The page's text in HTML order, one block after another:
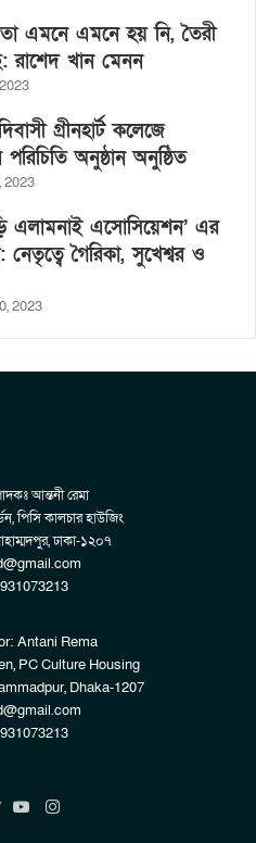
এমনে এমনে হয় নি, তৈরী
রাশেদ খান মেনন
গ্রীনহার্ট কলেজে
পরিচিতি অনুষ্ঠান অনুষ্ঠিত
2023
এলামনাই এসোসিয়েশন’ এর
নেতৃত্বে গৈরিকা, সুখেশ্বর ও
2023
আন্তনী রেমা
পিসি কালচার হাউজিং
ঢাকা-১২০৭
Antani Rema
PC Culture Housing
Dhaka-1207
Instagram